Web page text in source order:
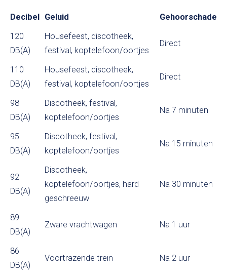
Decibel Geluid
Gehoorschade
120
DB(A)
Housefeest, discotheek,
festival, koptelefoon/oortjes
Direct
110
DB(A)
Housefeest, discotheek,
festival, koptelefoon/oortjes
Direct
98
DB(A)
Discotheek, festival,
koptelefoon/oortjes
Na 7 minuten
95
DB(A)
Discotheek, festival,
koptelefoon/oortjes
Na 15 minuten
92
DB(A)
Discotheek,
koptelefoon/oortjes, hard
geschreeuw
Na 30 minuten
89
DB(A)
Zware vrachtwagen Na 1 uur
86
DB(A)
Voortrazende trein Na 2 uur